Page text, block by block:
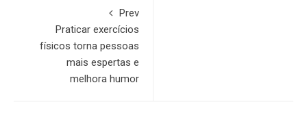
Prev
Praticar exercícios
físicos torna pessoas
mais espertas e
melhora humor